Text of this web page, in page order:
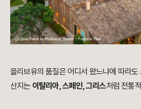
올리브유의 품질은 어디서 왔느냐에 따라도
산지는 이탈리아, 스페인, 그리스처럼 전통